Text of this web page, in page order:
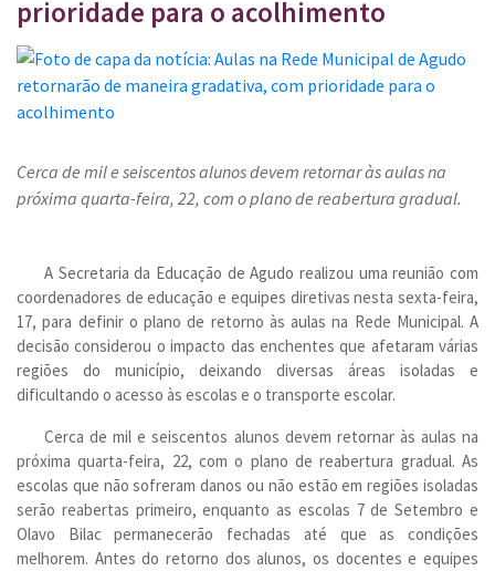
prioridade para o acolhimento
Cerca de mil e seiscentos alunos devem retornar às aulas na
próxima quarta-feira, 22, com o plano de reabertura gradual.
A Secretaria da Educação de Agudo realizou uma reunião com
coordenadores de educação e equipes diretivas nesta sexta-feira,
17, para definir o plano de retorno às aulas na Rede Municipal. A
decisão considerou o impacto das enchentes que afetaram várias
regiões do município, deixando diversas áreas isoladas e
dificultando o acesso às escolas e o transporte escolar.
Cerca de mil e seiscentos alunos devem retornar às aulas na
próxima quarta-feira, 22, com o plano de reabertura gradual. As
escolas que não sofreram danos ou não estão em regiões isoladas
serão reabertas primeiro, enquanto as escolas 7 de Setembro e
Olavo Bilac permanecerão fechadas até que as condições
melhorem. Antes do retorno dos alunos, os docentes e equipes